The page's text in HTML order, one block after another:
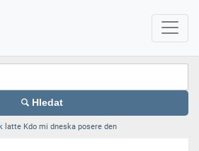
Hledat
latte Kdo mi dneska posere den